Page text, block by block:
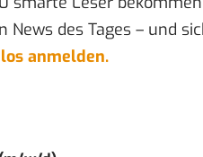
des Tages – und
anmelden.